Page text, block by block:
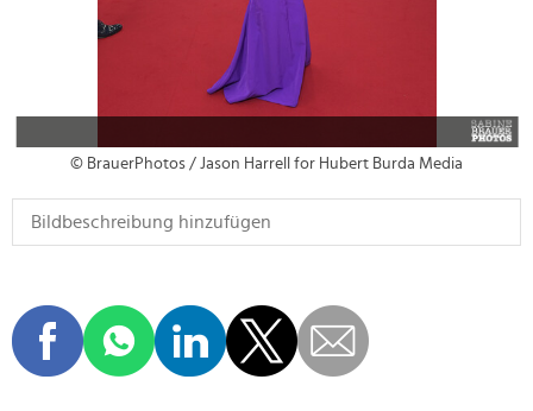
© BrauerPhotos / Jason Harrell for Hubert Burda Media